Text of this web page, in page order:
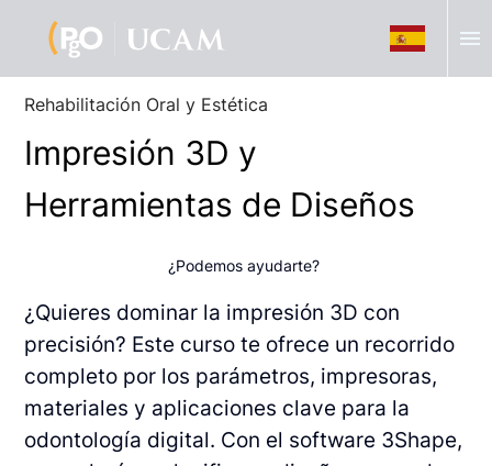
menu
Rehabilitación Oral y Estética
Impresión 3D y
Herramientas de Diseños
¿Podemos ayudarte?
¿Quieres dominar la impresión 3D con
precisión? Este curso te ofrece un recorrido
completo por los parámetros, impresoras,
materiales y aplicaciones clave para la
odontología digital. Con el software 3Shape,